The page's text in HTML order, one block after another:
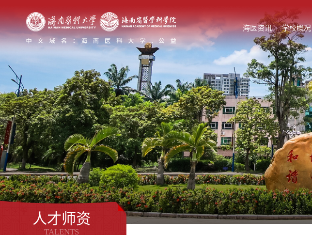
海医资讯 学校概况
人才师资
TALENTS